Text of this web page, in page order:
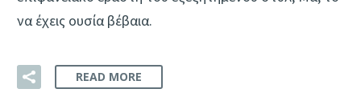
να έχεις ουσία βέβαια.
READ MORE